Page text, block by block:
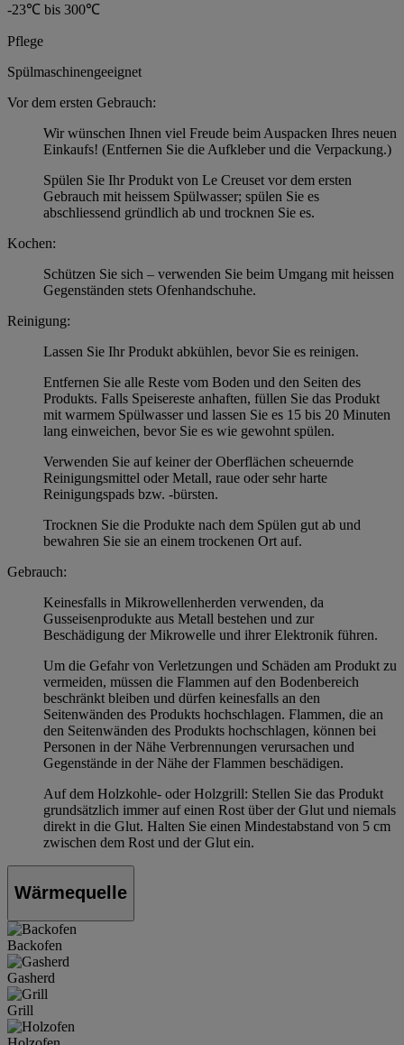
-23℃ bis 300℃
Pflege
Spülmaschinengeeignet
Vor dem ersten Gebrauch:
Wir wünschen Ihnen viel Freude beim Auspacken Ihres neuen
Einkaufs! (Entfernen Sie die Aufkleber und die Verpackung.)
Spülen Sie Ihr Produkt von Le Creuset vor dem ersten
Gebrauch mit heissem Spülwasser; spülen Sie es
abschliessend gründlich ab und trocknen Sie es.
Kochen:
Schützen Sie sich – verwenden Sie beim Umgang mit heissen
Gegenständen stets Ofenhandschuhe.
Reinigung:
Lassen Sie Ihr Produkt abkühlen, bevor Sie es reinigen.
Entfernen Sie alle Reste vom Boden und den Seiten des
Produkts. Falls Speisereste anhaften, füllen Sie das Produkt
mit warmem Spülwasser und lassen Sie es 15 bis 20 Minuten
lang einweichen, bevor Sie es wie gewohnt spülen.
Verwenden Sie auf keiner der Oberflächen scheuernde
Reinigungsmittel oder Metall, raue oder sehr harte
Reinigungspads bzw. -bürsten.
Trocknen Sie die Produkte nach dem Spülen gut ab und
bewahren Sie sie an einem trockenen Ort auf.
Gebrauch:
Keinesfalls in Mikrowellenherden verwenden, da
Gusseisenprodukte aus Metall bestehen und zur
Beschädigung der Mikrowelle und ihrer Elektronik führen.
Um die Gefahr von Verletzungen und Schäden am Produkt zu
vermeiden, müssen die Flammen auf den Bodenbereich
beschränkt bleiben und dürfen keinesfalls an den
Seitenwänden des Produkts hochschlagen. Flammen, die an
den Seitenwänden des Produkts hochschlagen, können bei
Personen in der Nähe Verbrennungen verursachen und
Gegenstände in der Nähe der Flammen beschädigen.
Auf dem Holzkohle- oder Holzgrill: Stellen Sie das Produkt
grundsätzlich immer auf einen Rost über der Glut und niemals
direkt in die Glut. Halten Sie einen Mindestabstand von 5 cm
zwischen dem Rost und der Glut ein.
Wärmequelle
Backofen
Gasherd
Grill